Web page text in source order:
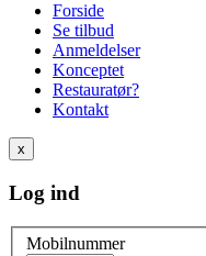
Forside
Se tilbud
Anmeldelser
Konceptet
Restauratør?
Kontakt
x
Log ind
Mobilnummer